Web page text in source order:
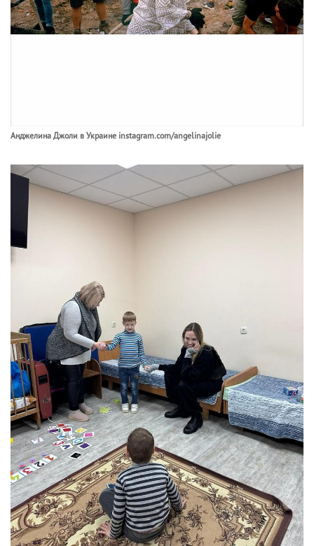
Анджелина Джоли в Украине instagram.com/angelinajolie